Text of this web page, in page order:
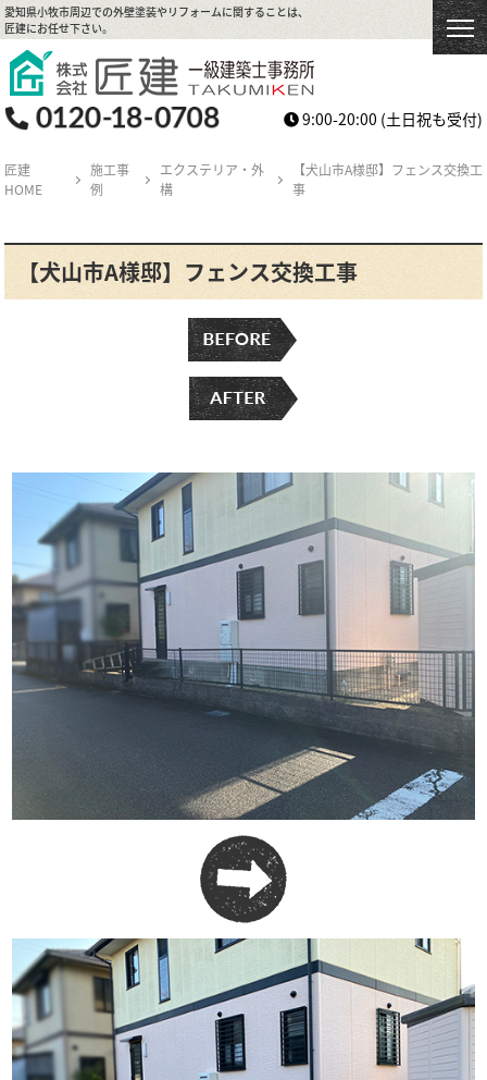
愛知県小牧市周辺での外壁塗装やリフォームに関することは、
匠建にお任せ下さい。
9:00-20:00 (土日祝も受付)
匠建
HOME
施工事
例
エクステリア・外
構
【犬山市A様邸】フェンス交換工
事
【犬山市A様邸】フェンス交換工事